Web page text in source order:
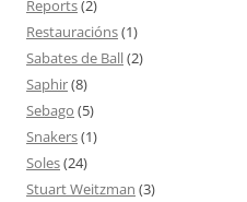
Reports(2)
Restauracións(1)
Sabates de Ball(2)
Saphir(8)
Sebago (5)
Snakers(1)
Soles(24)
Stuart Weitzman (3)